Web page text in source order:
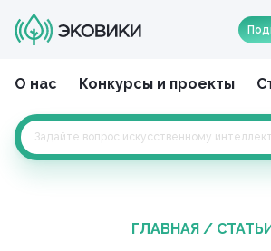
О нас Конкурсы и проекты
ГЛАВНАЯ / СТАТЬИ